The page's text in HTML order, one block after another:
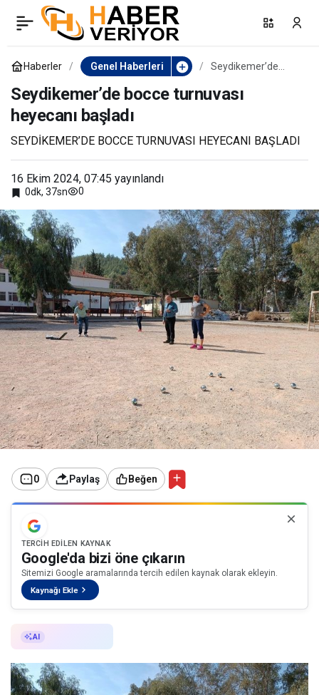
Haberler Genel Haberleri
Seydikemer’de
heyecanı başladı
Seydikemer’de bocce turnuvası
heyecanı başladı
SEYDİKEMER’DE BOCCE TURNUVASI HEYECANI BAŞLADI
16 Ekim 2024, 07:45 yayınlandı
0dk, 37sn 0
0 Paylaş Beğen
TERCIH EDILEN KAYNAK
Google'da bizi öne çıkarın
Sitemizi Google aramalarında tercih edilen kaynak olarak ekleyin.
Kaynağı Ekle
AI
Bayılınca vidanjör ezdi,
bebeğini kaybetti,
ölümden döndü
Paylaş